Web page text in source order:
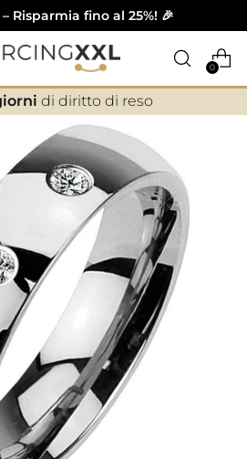
Risparmia fino al 25%! 🎉
0
✕
di diritto di reso